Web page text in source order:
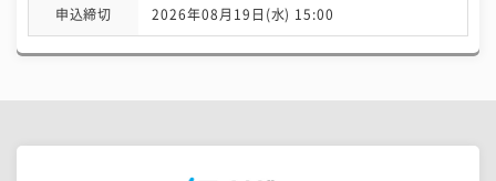
申込締切 2026年08月19日(水) 15:00